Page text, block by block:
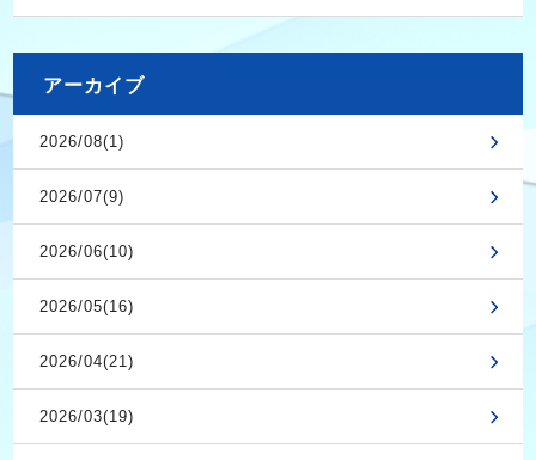
アーカイブ
2026/08(1)
2026/07(9)
2026/06(10)
2026/05(16)
2026/04(21)
2026/03(19)